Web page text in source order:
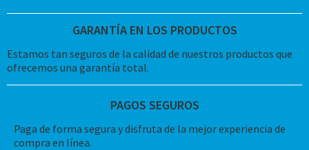
GARANTÍA EN LOS PRODUCTOS
Estamos tan seguros de la calidad de nuestros productos que
ofrecemos una garantía total.
PAGOS SEGUROS
Paga de forma segura y disfruta de la mejor experiencia de
compra en línea.